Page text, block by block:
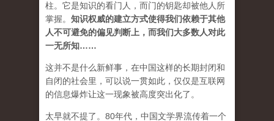
柱。它是知识的看门人，而门的钥匙却被他人所
掌握。 知识权威的建立方式使得我们依赖于其他
人不可避免的偏见判断上，而我们大多数人对此
一无所知……
这并不是什么新鲜事，在中国这样的长期封闭和
自闭的社会里，可以说一贯如此，仅仅是互联网
的信息爆炸让这一现象被高度突出化了。
太早就不提了。80年代，中国文学界流传着一个